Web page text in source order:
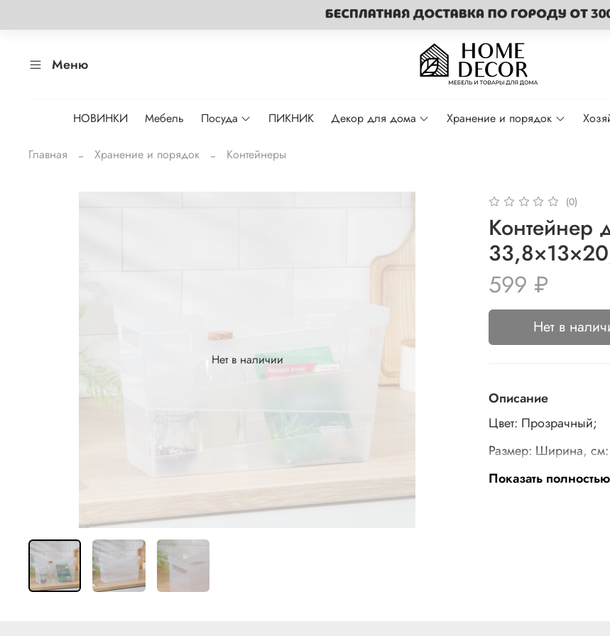
Меню
НОВИНКИ Мебель Посуда ПИКНИК Декор для дома Хранение и порядок
Главная Хранение и порядок Контейнеры
Нет в наличии
(0)
Контейнер
599 ₽
Нет в
Описание
Цвет: Прозрачный;
Размер: Ширина,
Высота, см: 20.1;
Показать полностью